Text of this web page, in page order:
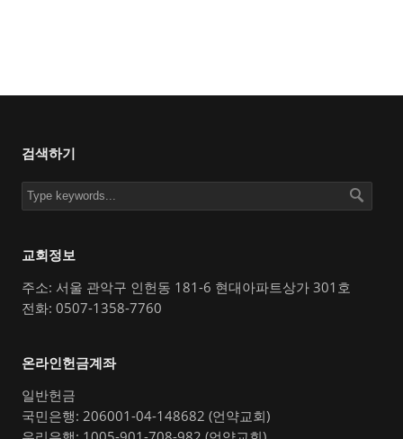
검색하기
교회정보
주소: 서울 관악구 인헌동 181-6 현대아파트상가 301호
전화: 0507-1358-7760
온라인헌금계좌
일반헌금
국민은행: 206001-04-148682 (언약교회)